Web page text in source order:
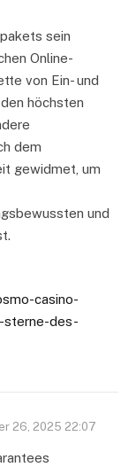
sein
Online-
von Ein- und
höchsten
dem
gewidmet, um
und
casino-
sterne-des-
26, 2025 22:07